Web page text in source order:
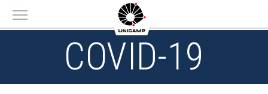
Main menu
COVID-19